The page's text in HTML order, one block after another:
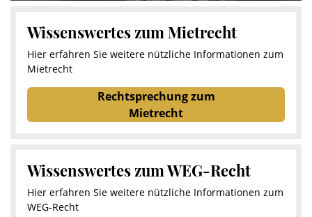
Wissenswertes zum Mietrecht
Hier erfahren Sie weitere nützliche Informationen zum
Mietrecht
Rechtsprechung zum
Mietrecht
Wissenswertes zum WEG-Recht
Hier erfahren Sie weitere nützliche Informationen zum
WEG-Recht